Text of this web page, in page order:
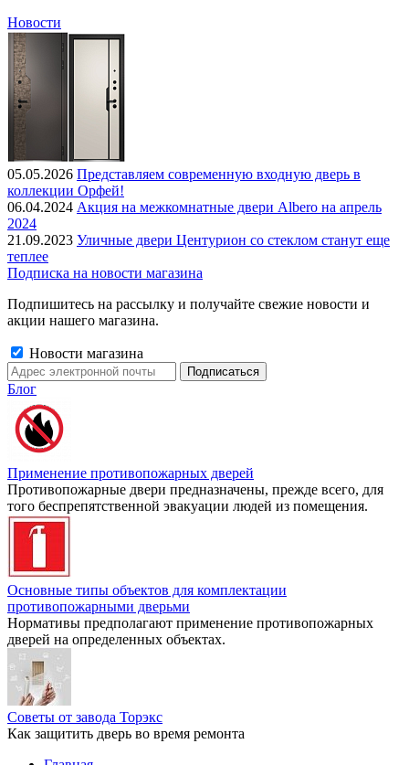
Новости
05.05.2026 Представляем современную входную дверь в
коллекции Орфей!
06.04.2024 Акция на межкомнатные двери Albero на апрель
2024
21.09.2023 Уличные двери Центурион со стеклом станут еще
теплее
Подписка на новости магазина
Подпишитесь на рассылку и получайте свежие новости и
акции нашего магазина.
Новости магазина
Блог
Применение противопожарных дверей
Противопожарные двери предназначены, прежде всего, для
того беспрепятственной эвакуации людей из помещения.
Основные типы объектов для комплектации
противопожарными дверьми
Нормативы предполагают применение противопожарных
дверей на определенных объектах.
Советы от завода Торэкс
Как защитить дверь во время ремонта